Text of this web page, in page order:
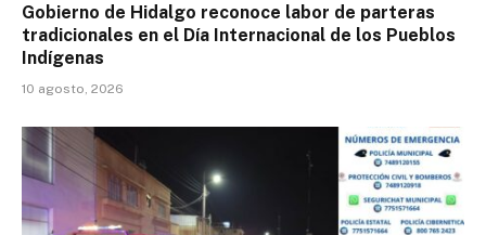
Gobierno de Hidalgo reconoce labor de parteras
tradicionales en el Día Internacional de los Pueblos
Indígenas
10 agosto, 2026